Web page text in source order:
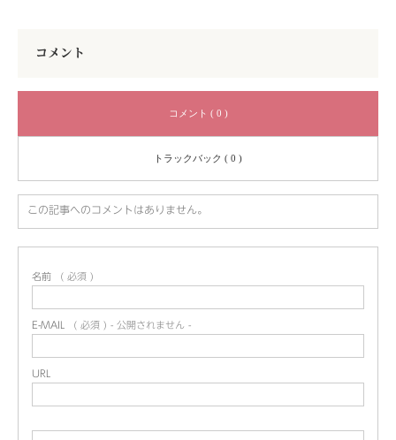
コメント
コメント ( 0 )
トラックバック ( 0 )
この記事へのコメントはありません。
名前 ( 必須 )
E-MAIL ( 必須 ) - 公開されません -
URL